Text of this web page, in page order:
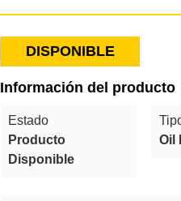
DISPONIBLE
Información del producto
Estado
Producto
Disponible
Oil